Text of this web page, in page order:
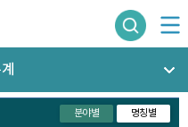
분야별 명칭별